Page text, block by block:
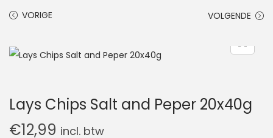
VORIGE VOLGENDE
Lays Chips Salt and Peper 20x40g
€12,99 incl. btw